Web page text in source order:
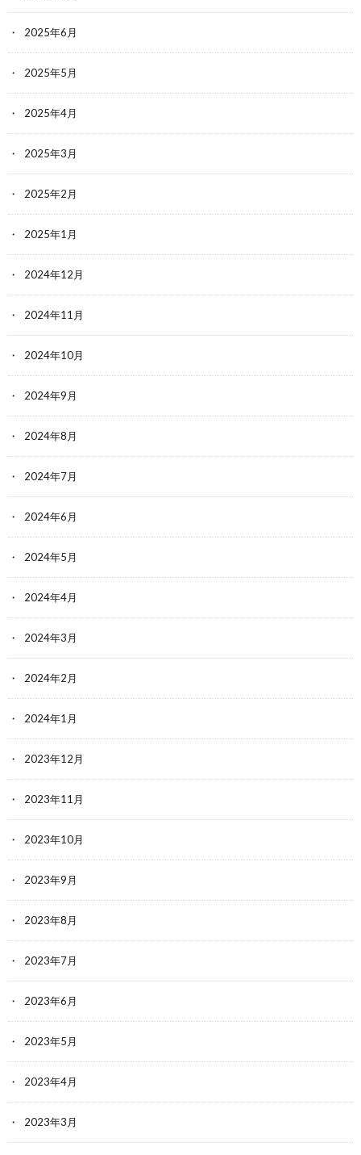
2025年6月
2025年5月
2025年4月
2025年3月
2025年2月
2025年1月
2024年12月
2024年11月
2024年10月
2024年9月
2024年8月
2024年7月
2024年6月
2024年5月
2024年4月
2024年3月
2024年2月
2024年1月
2023年12月
2023年11月
2023年10月
2023年9月
2023年8月
2023年7月
2023年6月
2023年5月
2023年4月
2023年3月